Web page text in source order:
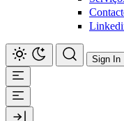
Sign In